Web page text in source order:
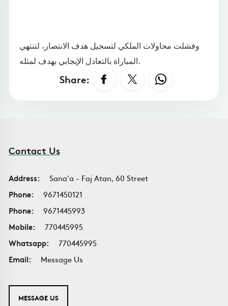
وفشلت محاولات الملكي لتسجيل هدف الانتصار، لتنتهي
المباراة بالتعادل الإيجابي بهدف لمثله.
Share:
Contact Us
Address:
Sana'a - Faj Atan, 60 Street
Phone:
9671450121
Phone:
9671445993
Mobile:
770445995
Whatsapp:
770445995
Email:
Message Us
MESSAGE US